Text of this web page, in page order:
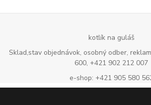
kotlík na guláš
Sklad,stav objednávok, osobný odber,
600, +421 902 212 007
e-shop: +421 905 580